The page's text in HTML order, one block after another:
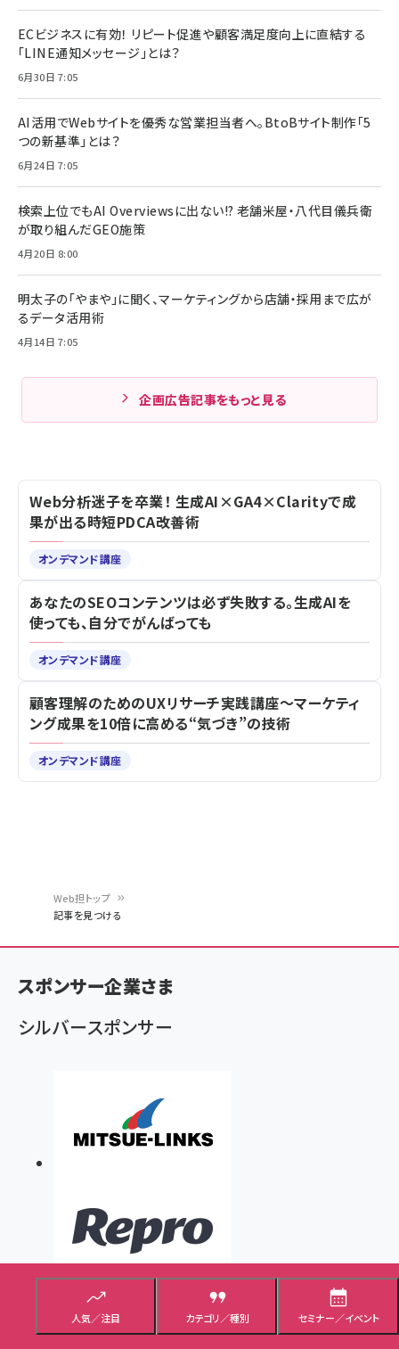
人気／注目 カテゴリ／種別 セミナー／イベント
ECビジネスに有効！ リピート促進や顧客満足度向上に直結する
「LINE通知メッセージ」とは？
6月30日 7:05
AI活用でWebサイトを優秀な営業担当者へ。BtoBサイト制作「5
つの新基準」とは？
6月24日 7:05
検索上位でもAI Overviewsに出ない!? 老舗米屋・八代目儀兵衛
が取り組んだGEO施策
4月20日 8:00
明太子の「やまや」に聞く、マーケティングから店舗・採用まで広が
るデータ活用術
4月14日 7:05
企画広告記事をもっと見る
Web分析迷子を卒業！ 生成AI×GA4×Clarityで成
果が出る時短PDCA改善術
オンデマンド講座
あなたのSEOコンテンツは必ず失敗する。生成AIを
使っても、自分でがんばっても
オンデマンド講座
顧客理解のためのUXリサーチ実践講座～マーケティ
ング成果を10倍に高める“気づき”の技術
オンデマンド講座